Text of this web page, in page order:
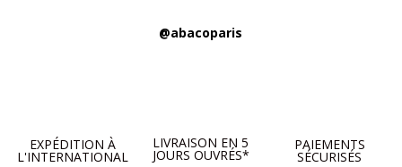
@abacoparis
EXPÉDITION À
L'INTERNATIONAL
LIVRAISON EN 5
JOURS OUVRÉS*
PAIEMENTS
SÉCURISÉS